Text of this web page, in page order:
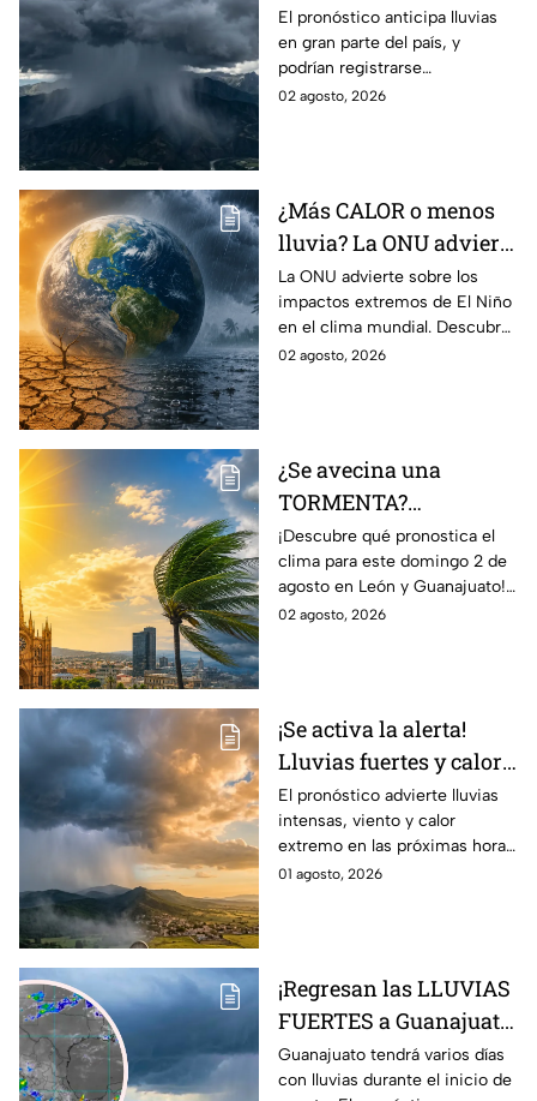
fuertes rachas de
viento en México;
¿cómo afectará a
Guanajuato?
El pronóstico anticipa lluvias
en gran parte del país, y
podrían registrarse
afectaciones por las
02 agosto, 2026
¿Más CALOR o menos
lluvia? La ONU advierte
por los efectos
EXTREMOS de ‘El Niño’
y que cambiarán el
clima en el mundo
La ONU advierte sobre los
impactos extremos de El Niño
en el clima mundial. Descubre
cómo podría cambiar el clima
02 agosto, 2026
¿Se avecina una
TORMENTA?
Aumentan las
posibilidad de
LLUVIAS FUERTES en
León, Gto., hoy 2 de
¡Descubre qué pronostica el
clima para este domingo 2 de
agosto en León y Guanajuato!
Desde una mañana
02 agosto, 2026
¡Se activa la alerta!
Lluvias fuertes y calor
extremo en gran parte
de México; ¿afectará a
Guanajuato?
El pronóstico advierte lluvias
intensas, viento y calor
extremo en las próximas horas
en gran parte del país.
01 agosto, 2026
¡Regresan las LLUVIAS
FUERTES a Guanajuato!
Pronostican varios
días con chubascos y
Guanajuato tendrá varios días
con lluvias durante el inicio de